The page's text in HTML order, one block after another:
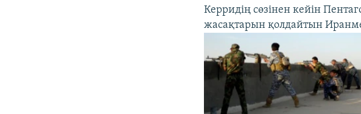
Керридің сөзінен кейін
жасақтарын қолдайтын